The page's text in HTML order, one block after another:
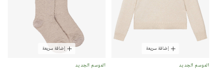
إضافة سريعة
الموسم الجديد
إضافة سريعة
الموسم الجديد